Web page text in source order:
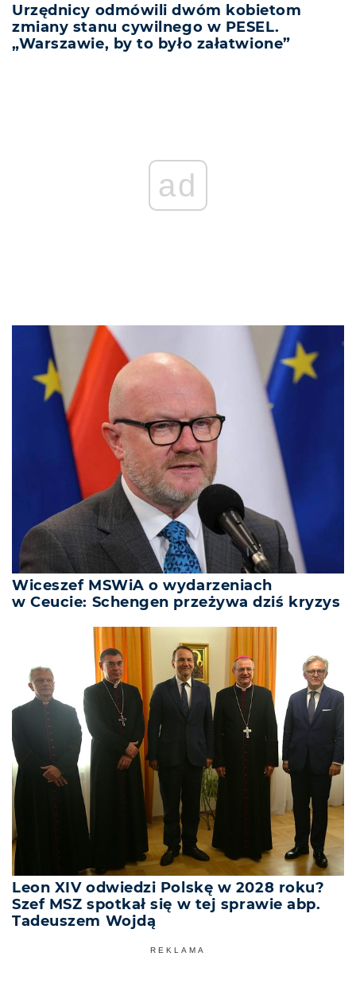
Urzędnicy odmówili dwóm kobietom
zmiany stanu cywilnego w PESEL.
„Warszawie, by to było załatwione”
ad
Wiceszef MSWiA o wydarzeniach
w Ceucie: Schengen przeżywa dziś kryzys
Leon XIV odwiedzi Polskę w 2028 roku?
Szef MSZ spotkał się w tej sprawie abp.
Tadeuszem Wojdą
REKLAMA